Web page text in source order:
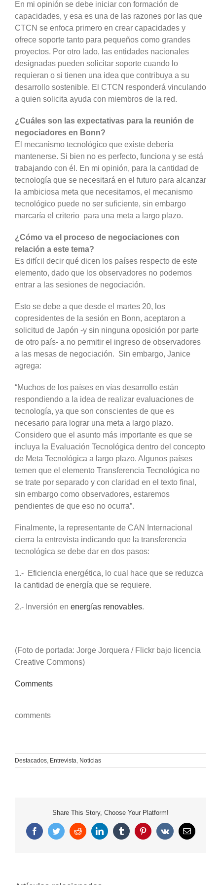
En mi opinión se debe iniciar con formación de
capacidades, y esa es una de las razones por las que
CTCN se enfoca primero en crear capacidades y
ofrece soporte tanto para pequeños como grandes
proyectos. Por otro lado, las entidades nacionales
designadas pueden solicitar soporte cuando lo
requieran o si tienen una idea que contribuya a su
desarrollo sostenible. El CTCN responderá vinculando
a quien solicita ayuda con miembros de la red.
¿Cuáles son las expectativas para la reunión de
negociadores en Bonn?
El mecanismo tecnológico que existe debería
mantenerse. Si bien no es perfecto, funciona y se está
trabajando con él. En mi opinión, para la cantidad de
tecnología que se necesitará en el futuro para alcanzar
la ambiciosa meta que necesitamos, el mecanismo
tecnológico puede no ser suficiente, sin embargo
marcaría el criterio para una meta a largo plazo.
¿Cómo va el proceso de negociaciones con
relación a este tema?
Es difícil decir qué dicen los países respecto de este
elemento, dado que los observadores no podemos
entrar a las sesiones de negociación.
Esto se debe a que desde el martes 20, los
copresidentes de la sesión en Bonn, aceptaron a
solicitud de Japón -y sin ninguna oposición por parte
de otro país- a no permitir el ingreso de observadores
a las mesas de negociación. Sin embargo, Janice
agrega:
“Muchos de los países en vías desarrollo están
respondiendo a la idea de realizar evaluaciones de
tecnología, ya que son conscientes de que es
necesario para lograr una meta a largo plazo.
Considero que el asunto más importante es que se
incluya la Evaluación Tecnológica dentro del concepto
de Meta Tecnológica a largo plazo. Algunos países
temen que el elemento Transferencia Tecnológica no
se trate por separado y con claridad en el texto final,
sin embargo como observadores, estaremos
pendientes de que eso no ocurra”.
Finalmente, la representante de CAN Internacional
cierra la entrevista indicando que la transferencia
tecnológica se debe dar en dos pasos:
1.- Eficiencia energética, lo cual hace que se reduzca
la cantidad de energía que se requiere.
2.- Inversión en energías renovables.
(Foto de portada: Jorge Jorquera / Flickr bajo licencia
Creative Commons)
Comments
comments
Destacados Entrevista Noticias
Share This Story, Choose Your Platform!
FacebookTwitterRedditLinkedInTumblrPinterestVk
Correo